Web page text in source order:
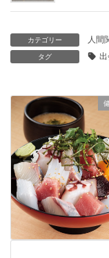
カテゴリー 人間
タグ